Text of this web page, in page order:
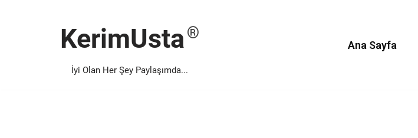
KerimUsta
İyi Olan Her Şey Paylaşımda...
Ana Sayfa